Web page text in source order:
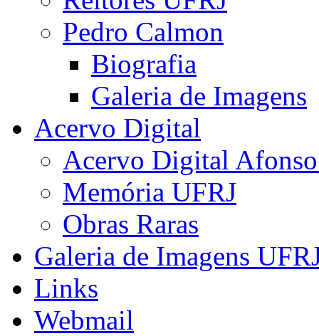
Pedro Calmon
Biografia
Galeria de Imagens
Acervo Digital
Acervo Digital
Memória UFRJ
Obras Raras
Galeria de Imagens
Links
Webmail